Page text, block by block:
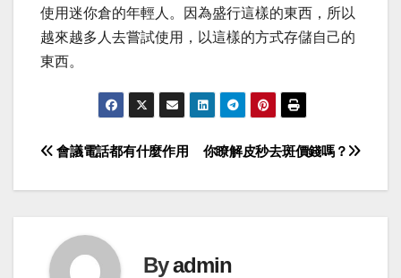
使用迷你倉的年輕人。因為盛行這樣的東西，所以
越來越多人去嘗試使用，以這樣的方式存儲自己的
東西。
Post
navigation
你瞭解皮秒去斑價錢嗎？
會議電話都有什麼作用
Byadmin